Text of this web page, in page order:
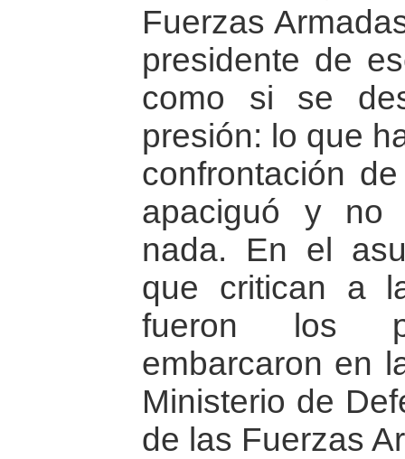
Fuerzas
presidente de
como si se
presión: lo que
confrontación
apaciguó y no
nada. En el
que critican a
fueron los
embarcaron en
Ministerio de
de las Fuerzas